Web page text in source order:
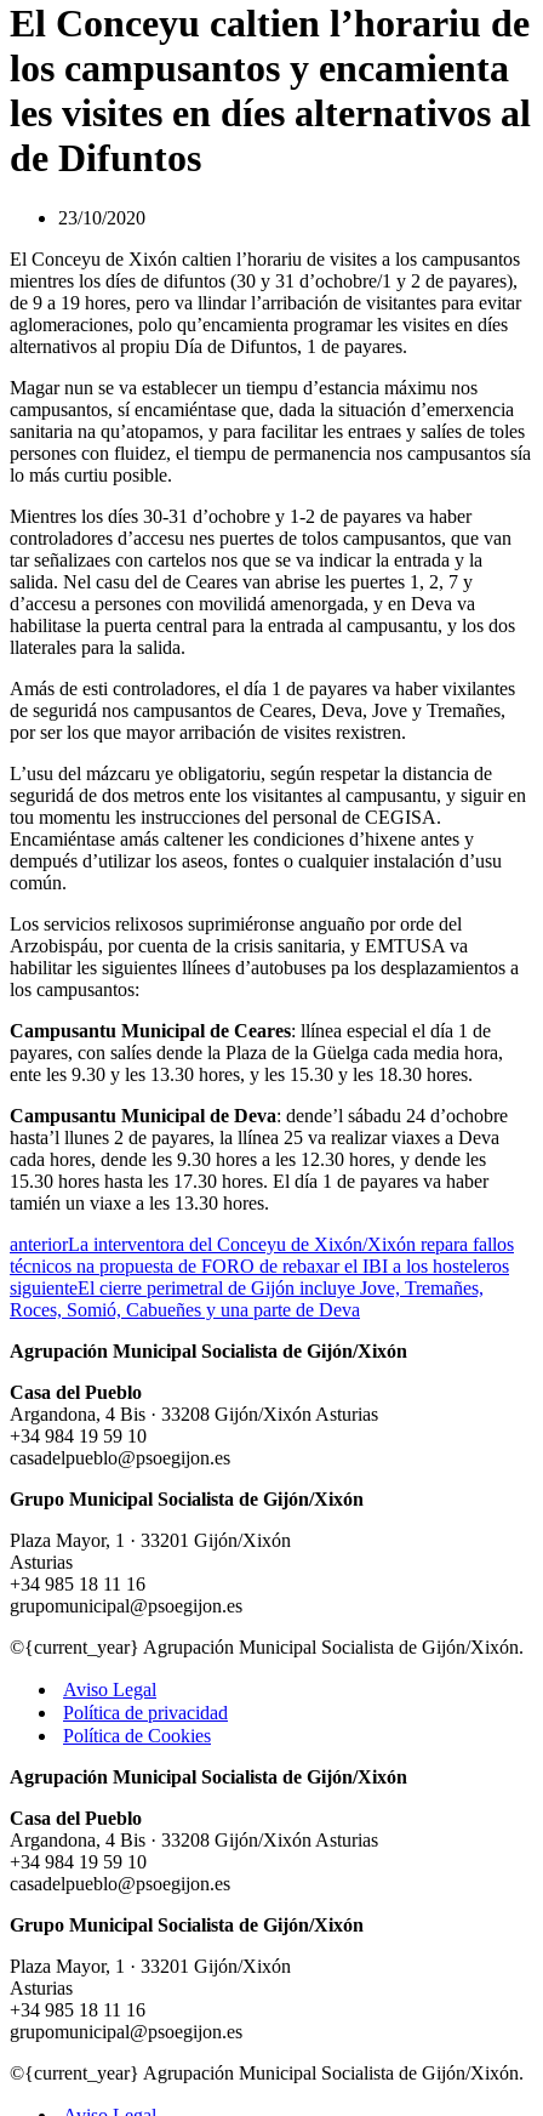
El Conceyu caltien l’horariu de
los campusantos y encamienta
les visites en díes alternativos al
de Difuntos
23/10/2020
El Conceyu de Xixón caltien l’horariu de visites a los campusantos
mientres los díes de difuntos (30 y 31 d’ochobre/1 y 2 de payares),
de 9 a 19 hores, pero va llindar l’arribación de visitantes para evitar
aglomeraciones, polo qu’encamienta programar les visites en díes
alternativos al propiu Día de Difuntos, 1 de payares.
Magar nun se va establecer un tiempu d’estancia máximu nos
campusantos, sí encamiéntase que, dada la situación d’emerxencia
sanitaria na qu’atopamos, y para facilitar les entraes y salíes de toles
persones con fluidez, el tiempu de permanencia nos campusantos sía
lo más curtiu posible.
Mientres los díes 30-31 d’ochobre y 1-2 de payares va haber
controladores d’accesu nes puertes de tolos campusantos, que van
tar señalizaes con cartelos nos que se va indicar la entrada y la
salida. Nel casu del de Ceares van abrise les puertes 1, 2, 7 y
d’accesu a persones con movilidá amenorgada, y en Deva va
habilitase la puerta central para la entrada al campusantu, y los dos
llaterales para la salida.
Amás de esti controladores, el día 1 de payares va haber vixilantes
de seguridá nos campusantos de Ceares, Deva, Jove y Tremañes,
por ser los que mayor arribación de visites rexistren.
L’usu del mázcaru ye obligatoriu, según respetar la distancia de
seguridá de dos metros ente los visitantes al campusantu, y siguir en
tou momentu les instrucciones del personal de CEGISA.
Encamiéntase amás caltener les condiciones d’hixene antes y
dempués d’utilizar los aseos, fontes o cualquier instalación d’usu
común.
Los servicios relixosos suprimiéronse anguaño por orde del
Arzobispáu, por cuenta de la crisis sanitaria, y EMTUSA va
habilitar les siguientes llínees d’autobuses pa los desplazamientos a
los campusantos:
Campusantu Municipal de Ceares: llínea especial el día 1 de
payares, con salíes dende la Plaza de la Güelga cada media hora,
ente les 9.30 y les 13.30 hores, y les 15.30 y les 18.30 hores.
Campusantu Municipal de Deva: dende’l sábadu 24 d’ochobre
hasta’l llunes 2 de payares, la llínea 25 va realizar viaxes a Deva
cada hores, dende les 9.30 hores a les 12.30 hores, y dende les
15.30 hores hasta les 17.30 hores. El día 1 de payares va haber
tamién un viaxe a les 13.30 hores.
anteriorLa interventora del Conceyu de Xixón/Xixón repara fallos
técnicos na propuesta de FORO de rebaxar el IBI a los hosteleros
siguienteEl cierre perimetral de Gijón incluye Jove, Tremañes,
Roces, Somió, Cabueñes y una parte de Deva
Agrupación Municipal Socialista de Gijón/Xixón
Casa del Pueblo
Argandona, 4 Bis · 33208 Gijón/Xixón Asturias
+34 984 19 59 10
casadelpueblo@psoegijon.es
Grupo Municipal Socialista de Gijón/Xixón
Plaza Mayor, 1 · 33201 Gijón/Xixón
Asturias
+34 985 18 11 16
grupomunicipal@psoegijon.es
©{current_year} Agrupación Municipal Socialista de Gijón/Xixón.
Aviso Legal
Política de privacidad
Política de Cookies
Agrupación Municipal Socialista de Gijón/Xixón
Casa del Pueblo
Argandona, 4 Bis · 33208 Gijón/Xixón Asturias
+34 984 19 59 10
casadelpueblo@psoegijon.es
Grupo Municipal Socialista de Gijón/Xixón
Plaza Mayor, 1 · 33201 Gijón/Xixón
Asturias
+34 985 18 11 16
grupomunicipal@psoegijon.es
©{current_year} Agrupación Municipal Socialista de Gijón/Xixón.